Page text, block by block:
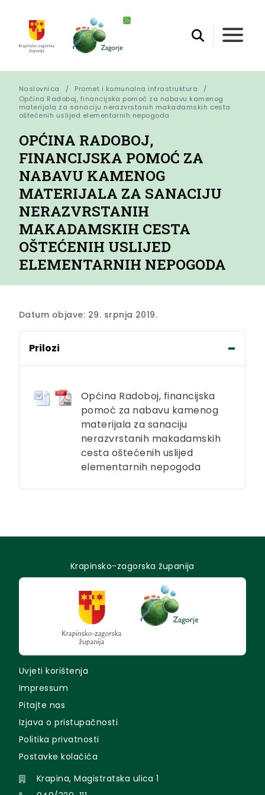
Naslovnica
Promet i komunalna infrastruktura
Općina Radoboj, financijska pomoć za nabavu kamenog
materijala za sanaciju nerazvrstanih makadamskih cesta
oštećenih uslijed elementarnih nepogoda
OPĆINA RADOBOJ,
FINANCIJSKA POMOĆ ZA
NABAVU KAMENOG
MATERIJALA ZA SANACIJU
NERAZVRSTANIH
MAKADAMSKIH CESTA
OŠTEĆENIH USLIJED
ELEMENTARNIH NEPOGODA
Datum objave: 29. srpnja 2019.
Prilozi
Općina Radoboj, financijska
pomoć za nabavu kamenog
materijala za sanaciju
nerazvrstanih makadamskih
cesta oštećenih uslijed
elementarnih nepogoda
Krapinsko-zagorska županija
Uvjeti korištenja
Impressum
Pitajte nas
Izjava o pristupačnosti
Politika privatnosti
Postavke kolačića
Krapina, Magistratska ulica 1